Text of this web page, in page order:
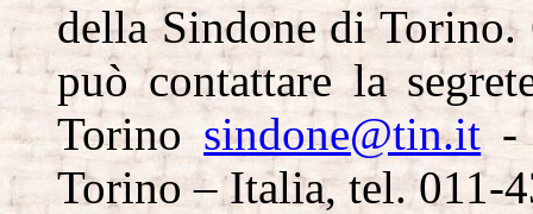
della Sindone di Torino.
può contattare la
Torino sindone@tin.it -
Torino – Italia, tel. 011-